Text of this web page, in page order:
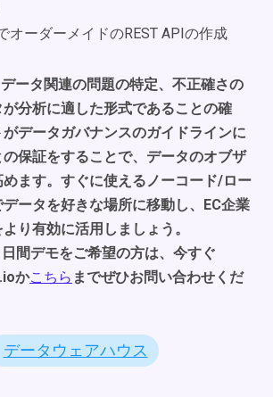
オーダーメイドのREST APIの作成
ータ関連の問題の特定、不正確さの
分析に適した形式であることの確
データガバナンスのガイドラインに
保証をすることで、データのオブザ
ます。すぐに使えるノーコード/ロー
ータを好きな場所に移動し、EC企業
り有効に活用しましょう。
間デモをご希望の方は、今すぐ
かこちら までぜひお問い合わせくだ
データウェアハウス